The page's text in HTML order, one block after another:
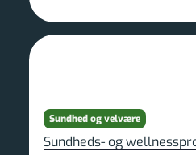
Sundhed og velvære
Sundheds- og